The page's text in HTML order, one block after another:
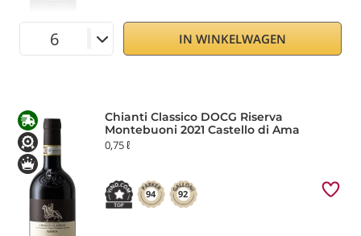
IN WINKELWAGEN
Chianti Classico DOCG Riserva
Montebuoni 2021 Castello di Ama
0,75 ℓ
94 92